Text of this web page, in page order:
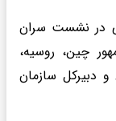
در نشست سران
چین، روسیه،
دبیرکل سازمان